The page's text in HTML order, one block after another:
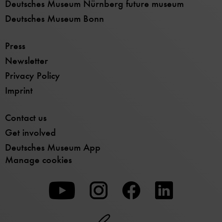
Deutsches Museum Nürnberg future museum
Deutsches Museum Bonn
Press
Newsletter
Privacy Policy
Imprint
Contact us
Get involved
Deutsches Museum App
Manage cookies
To
our
Youtube
To
our
Instagram
To
our